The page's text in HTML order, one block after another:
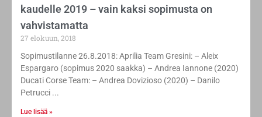
kaudelle 2019 – vain kaksi sopimusta on
vahvistamatta
27 elokuun, 2018
Sopimustilanne 26.8.2018: Aprilia Team Gresini: – Aleix
Espargaro (sopimus 2020 saakka) – Andrea Iannone (2020)
Ducati Corse Team: – Andrea Dovizioso (2020) – Danilo
Petrucci
Lue lisää »